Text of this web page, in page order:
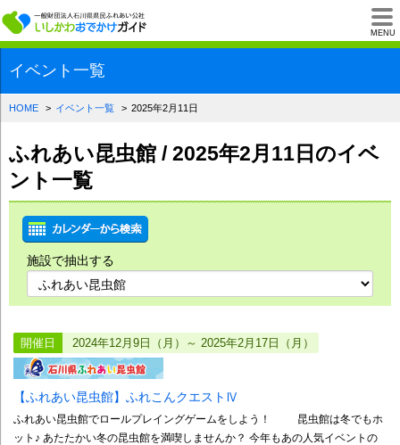
MENU
一般財団法人石川
イベント一覧
HOME イベント一覧 2025年2月11日
ふれあい昆虫館 / 2025年2月11日のイベ
ント一覧
施設で抽出する
開催日 2024年12月9日（月）～ 2025年2月17日（月）
【ふれあい昆虫館】ふれこんクエストⅣ
ふれあい昆虫館でロールプレイングゲームをしよう！ 昆虫館は冬でもホ
ット♪ あたたかい冬の昆虫館を満喫しませんか？ 今年もあの人気イベントの